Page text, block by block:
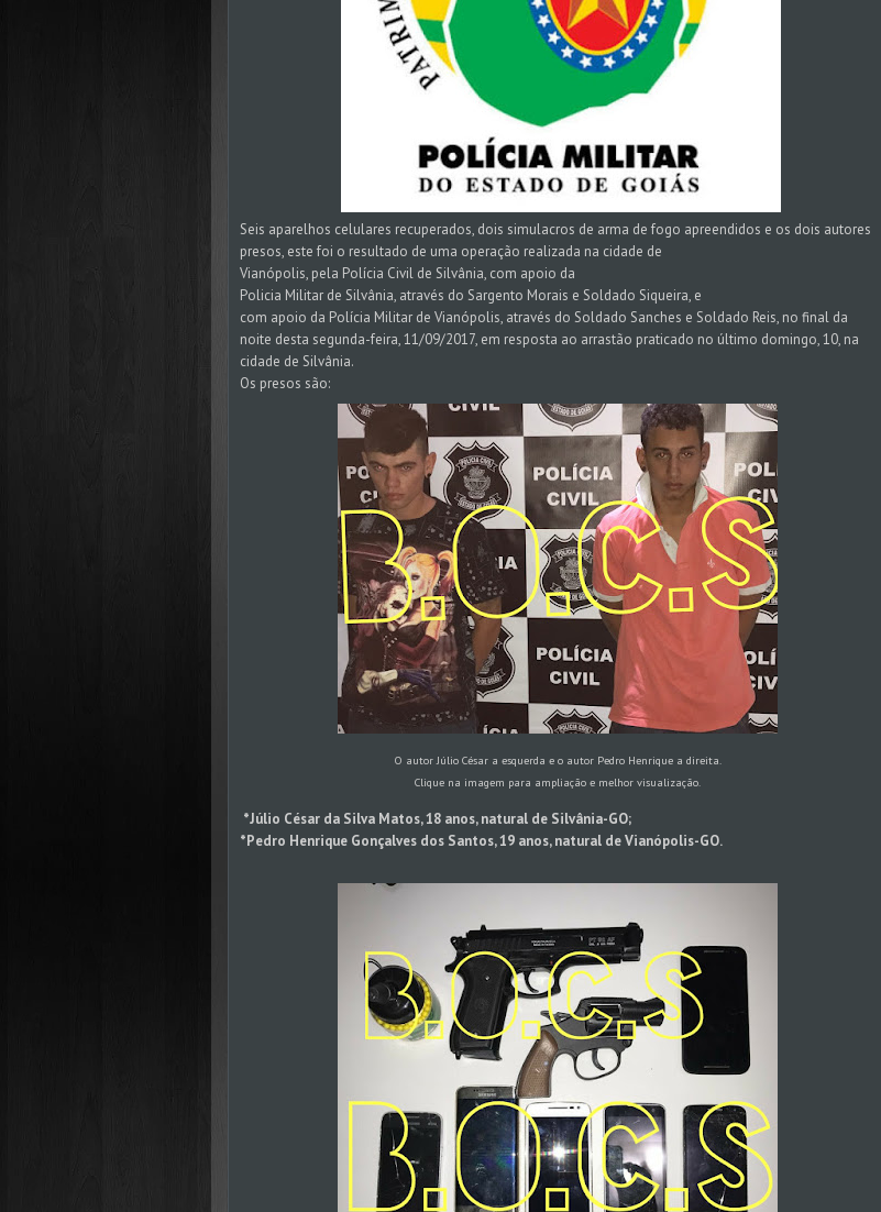
Seis aparelhos celulares recuperados, dois simulacros de arma de fogo apreendidos e os dois autores
presos, este foi o resultado de uma operação realizada na cidade de
Vianópolis, pela Polícia Civil de Silvânia, com apoio da
Policia Militar de Silvânia, através do Sargento Morais e Soldado Siqueira, e
com apoio da Polícia Militar de Vianópolis, através do Soldado Sanches e Soldado Reis, no final da
noite desta segunda-feira, 11/09/2017, em resposta ao arrastão praticado no último domingo, 10, na
cidade de Silvânia.
Os presos são:
O autor Júlio César a esquerda e o autor Pedro Henrique a direita.
Clique na imagem para ampliação e melhor visualização.
*Júlio César da Silva Matos, 18 anos, natural de Silvânia-GO;
*Pedro Henrique Gonçalves dos Santos, 19 anos, natural de Vianópolis-GO.